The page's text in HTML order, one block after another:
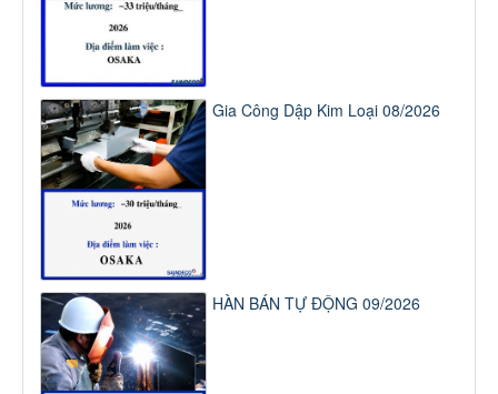
Gia Công Dập Kim Loại 08/2026
HÀN BÁN TỰ ĐỘNG 09/2026